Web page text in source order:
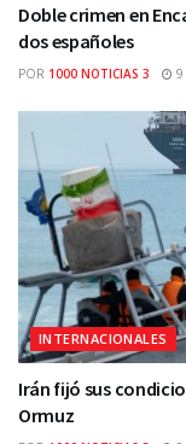
Doble crimen en
dos españoles
POR 1000 NOTICIAS 3 9
INTERNACIONALES
Irán fijó sus
Ormuz